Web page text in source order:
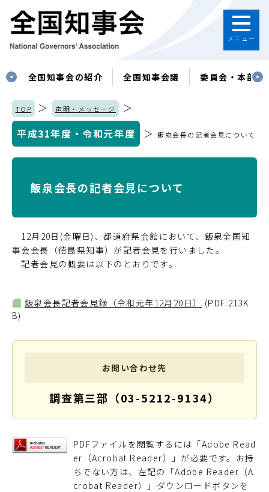
メニュー
全国知事会の紹介 全国知事会議 委員会・本部
TOP ＞ 声明・メッセージ
＞
平成31年度・令和元年度
＞飯泉会長の記者会見について
飯泉会長の記者会見について
12月20日(金曜日)、都道府県会館において、飯泉全国知
事会会長（徳島県知事）が記者会見を行いました。
記者会見の概要は以下のとおりです。
飯泉会長記者会見録（令和元年12月20日）
(PDF:213K
B)
お問い合わせ先
調査第三部（03-5212-9134）
PDFファイルを閲覧するには「Adobe Read
er（Acrobat Reader）」が必要です。お持
ちでない方は、左記の「Adobe Reader（A
crobat Reader）」ダウンロードボタンを